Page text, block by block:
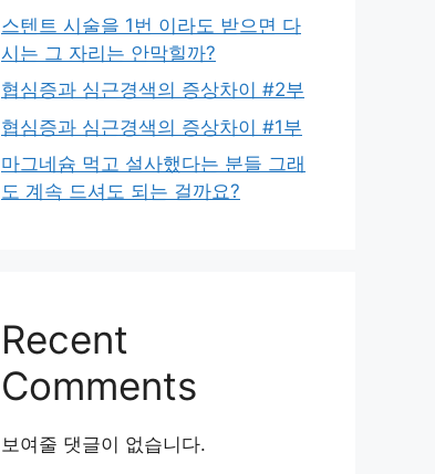
스텐트 시술을 1번 이라도 받으면 다
시는 그 자리는 안막힐까?
협심증과 심근경색의 증상차이 #2부
협심증과 심근경색의 증상차이 #1부
마그네슘 먹고 설사했다는 분들 그래
도 계속 드셔도 되는 걸까요?
Recent
Comments
보여줄 댓글이 없습니다.